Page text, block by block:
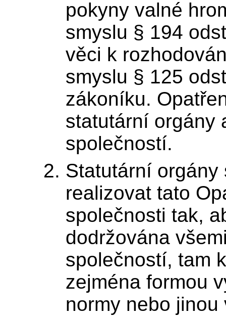
pokyny valné
smyslu § 194
věci k
smyslu § 125
zákoníku.
statutární orgány
společností.
Statutární
realizovat tato
společnosti tak,
dodržována
společností, tam
zejména formou
normy nebo